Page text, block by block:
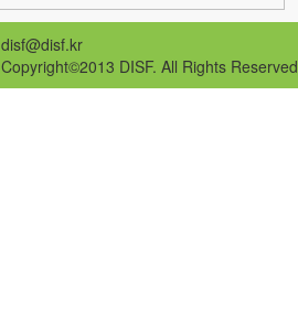
disf@disf.kr
Copyright©2013 DISF. All Rights Reserved